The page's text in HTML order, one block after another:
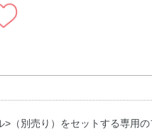
（別売り）をセットする専用の